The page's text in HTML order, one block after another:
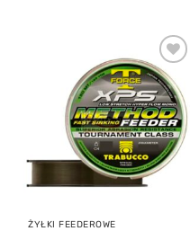
Add to
wishlist
ŻYŁKI FEEDEROWE